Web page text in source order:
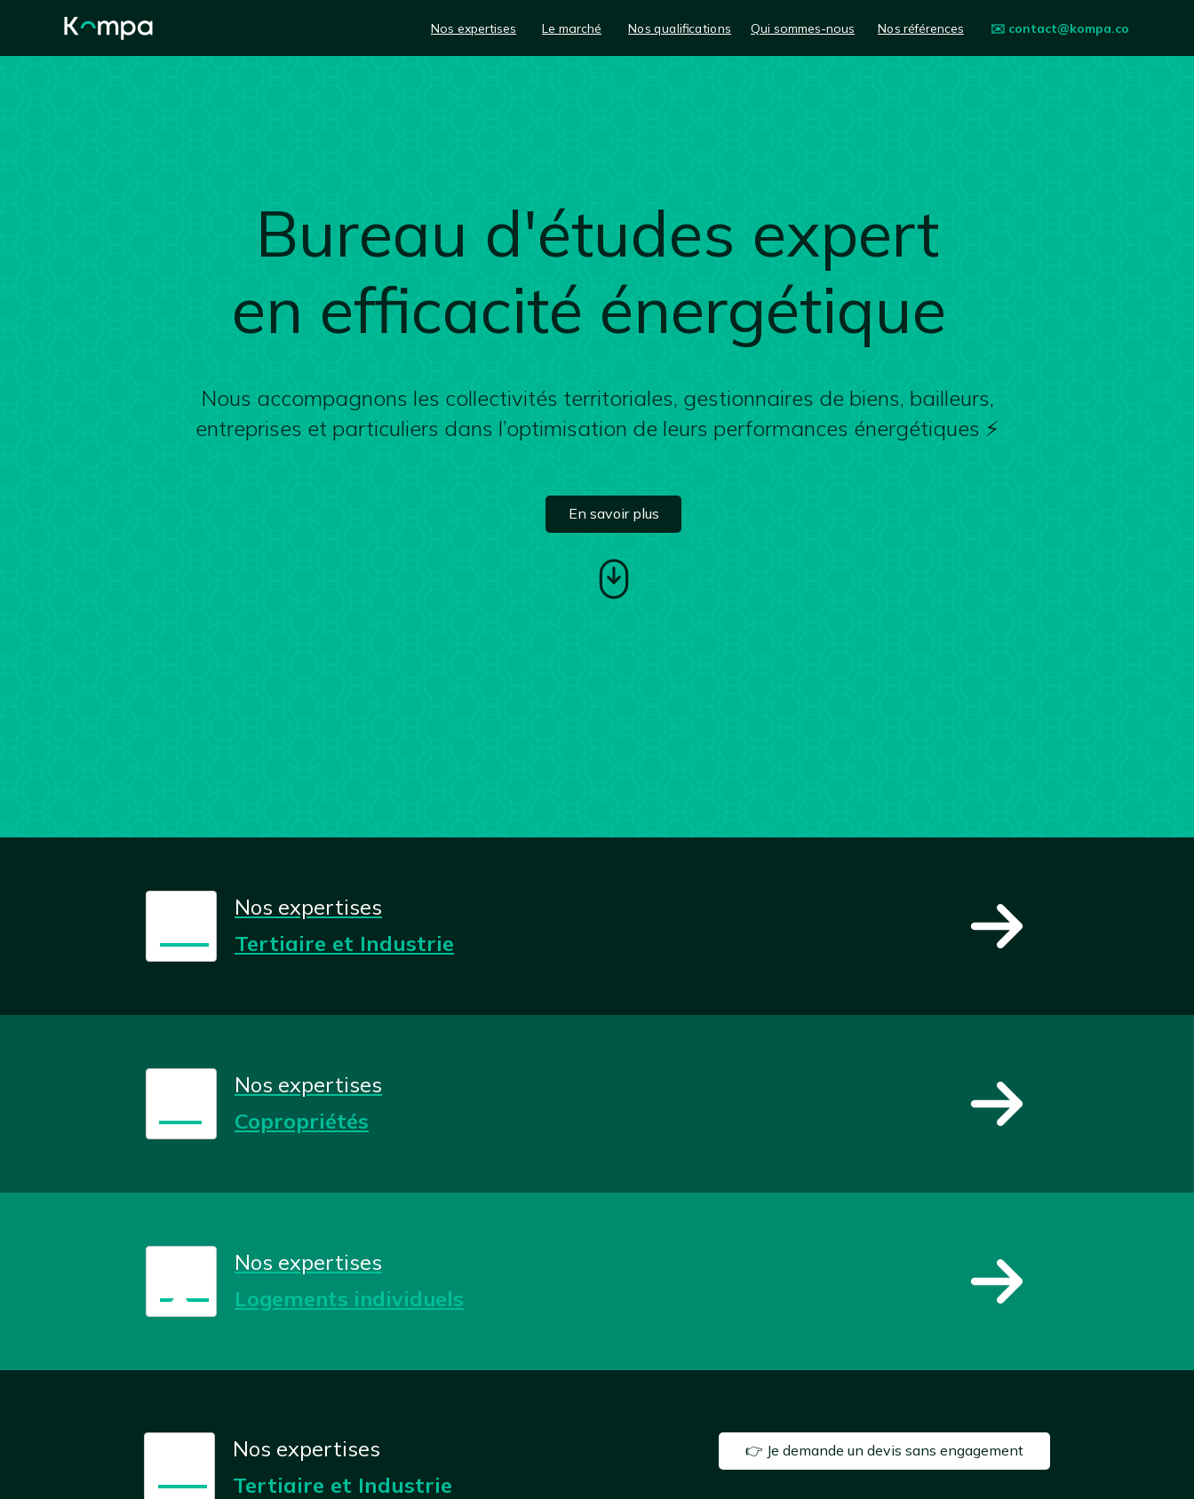
Nos expertises Le marché Qui sommes-nous
En savoir plus
Nos références
Bureau d'études expert
en efficacité énergétique
Nous accompagnons les collectivités territoriales, gestionnaires de biens, bailleurs,
entreprises et particuliers dans l’optimisation de leurs performances énergétiques ⚡
Logements individuels
Nos expertises
Tertiaire et Industrie
Nos expertises
Copropriétés
Nos expertises
Nos expertises
Tertiaire et Industrie
✉️ contact@kompa.co
👉 Je demande un devis sans engagement
Nos qualifications